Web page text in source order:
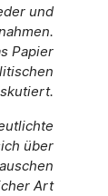
und
Papier
über
Art